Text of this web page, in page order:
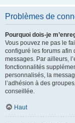
Problèmes de
Pourquoi dois-je
Vous pouvez ne pas le
configuré les forums afin
messages. Par ailleurs,
fonctionnalités
personnalisés, la
l’adhésion à des
conseillée.
Haut